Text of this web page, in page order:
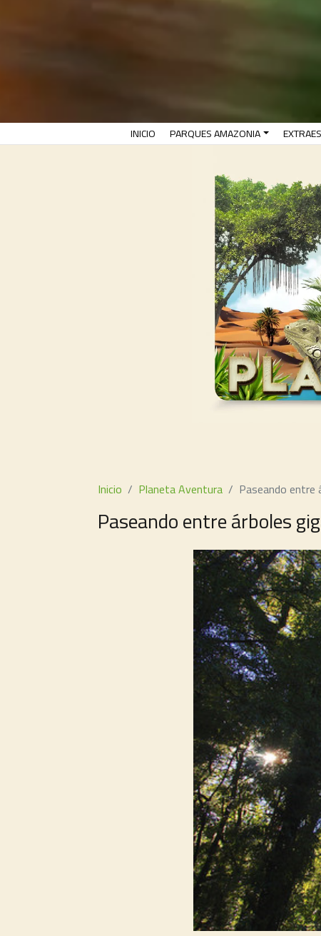
INICIO(CURRENT)
PARQUES AMAZONIA
Inicio Planeta Aventura Paseando entre
Paseando entre árboles